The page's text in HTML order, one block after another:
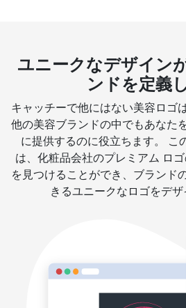
ユニークなデザイン
ンドを定義
キャッチーで他にはない美容ロゴ
他の美容ブランドの中でもあなた
に提供するのに役立ちます。 こ
は、化粧品会社のプレミアム ロ
を見つけることができ、ブランド
きるユニークなロゴをデザ